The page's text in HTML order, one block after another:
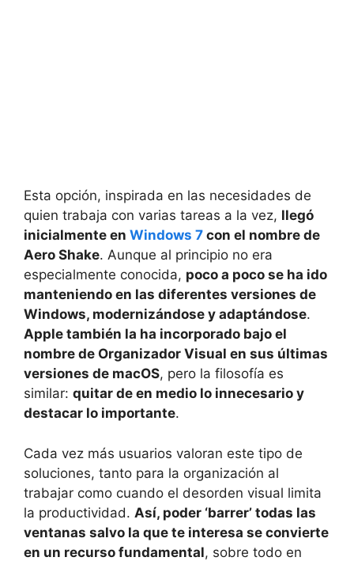
Esta opción, inspirada en las necesidades de
quien trabaja con varias tareas a la vez, llegó
inicialmente en Windows 7 con el nombre de
Aero Shake. Aunque al principio no era
especialmente conocida, poco a poco se ha ido
manteniendo en las diferentes versiones de
Windows, modernizándose y adaptándose.
Apple también la ha incorporado bajo el
nombre de Organizador Visual en sus últimas
versiones de macOS, pero la filosofía es
similar: quitar de en medio lo innecesario y
destacar lo importante.
Cada vez más usuarios valoran este tipo de
soluciones, tanto para la organización al
trabajar como cuando el desorden visual limita
la productividad. Así, poder ‘barrer’ todas las
ventanas salvo la que te interesa se convierte
en un recurso fundamental, sobre todo en